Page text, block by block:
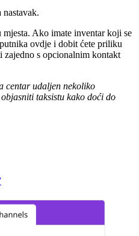
nastavak.
Ako imate inventar koji se
ovdje i dobit ćete priliku
zajedno s opcionalnim kontakt
centar udaljen nekoliko
taksistu kako doći do